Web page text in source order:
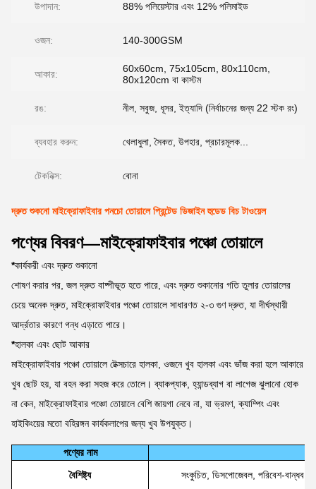
উপাদান: 88% পলিয়েস্টার এবং 12% পলিমাইড
ওজন: 140-300GSM
আকার:
60x60cm, 75x105cm, 80x110cm,
80x120cm বা কাস্টম
রঙ: নীল, সবুজ, ধূসর, ইত্যাদি (নির্বাচনের জন্য 22 স্টক রং)
ব্যবহার করুন: খেলাধুলা, সৈকত, উপহার, প্রচারমূলক...
টেকনিক্স: বোনা
দ্রুত শুকনো মাইক্রোফাইবার পনচো তোয়ালে প্রিন্টেড ডিজাইন হুডেড বিচ টাওয়েল
পণ্যের বিবরণ—মাইক্রোফাইবার পঞ্চো তোয়ালে
*কার্যকরী এবং দ্রুত শুকানো
শোষণ করার পর, জল দ্রুত বাষ্পীভূত হতে পারে, এবং দ্রুত শুকানোর গতি তুলার তোয়ালের
চেয়ে অনেক দ্রুত, মাইক্রোফাইবার পঞ্চো তোয়ালে সাধারণত ২-৩ গুণ দ্রুত, যা দীর্ঘস্থায়ী
আর্দ্রতার কারণে গন্ধ এড়াতে পারে।
*হালকা এবং ছোট আকার
মাইক্রোফাইবার পঞ্চো তোয়ালে টেক্সচারে হালকা, ওজনে খুব হালকা এবং ভাঁজ করা হলে আকারে
খুব ছোট হয়, যা বহন করা সহজ করে তোলে। ব্যাকপ্যাক, হ্যান্ডব্যাগ বা লাগেজ ঝুলানো হোক
না কেন, মাইক্রোফাইবার পঞ্চো তোয়ালে বেশি জায়গা নেবে না, যা ভ্রমণ, ক্যাম্পিং এবং
হাইকিংয়ের মতো বহিরঙ্গন কার্যকলাপের জন্য খুব উপযুক্ত।
পণ্যের নাম
বৈশিষ্ট্য
সংকুচিত, ডিসপোজেবল, পরিবেশ-বান্ধব,